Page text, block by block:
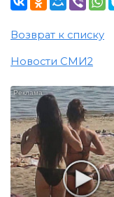
Возврат к списку
Новости СМИ2